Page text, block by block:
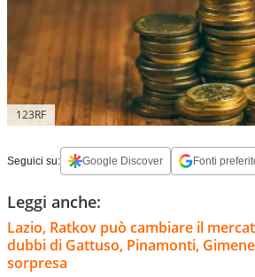
123RF
Seguici su: Google Discover Fonti
Leggi anche:
Lazio, Ratkov può cambiare il
dubbi di Gattuso, Pinamonti,
sorpresa